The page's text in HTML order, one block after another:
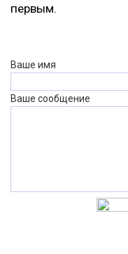
первым.
Ваше имя
Ваше сообщение